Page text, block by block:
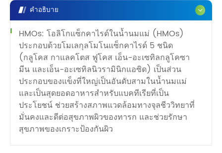
คำอธิบาย
HMOs: โอลิโกแซ็กคาไรด์ในน้ำนมแม่ (HMOs)
ประกอบด้วยโมเลกุลโมโนแซ็กคาไรด์ 5 ชนิด
(กลูโคส กาแลคโตส ฟูโคส เอ็น-อะเซทิลกลูโคซา
มีน และเอ็น-อะเซทิลนิวรามินิกแอซิด) เป็นส่วน
ประกอบของแข็งที่ใหญ่เป็นอันดับสามในน้ำนมแม่
และเป็นสุดยอดอาหารสำหรับแบคทีเรียที่เป็น
ประโยชน์ ช่วยสร้างสภาพแวดล้อมทางจุลชีววิทยาที่
มั่นคงและดีต่อสุขภาพผิวของทารก และช่วยรักษา
สุขภาพของเกราะป้องกันผิว